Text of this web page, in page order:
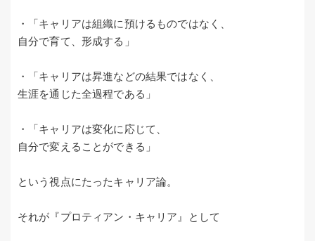
・「キャリアは組織に預けるものではなく、
自分で育て、形成する」
・「キャリアは昇進などの結果ではなく、
生涯を通じた全過程である」
・「キャリアは変化に応じて、
自分で変えることができる」
という視点にたったキャリア論。
それが『プロティアン・キャリア』として